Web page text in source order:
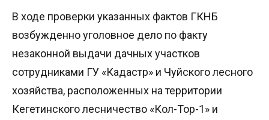
В ходе проверки указанных фактов ГКНБ
возбужденно уголовное дело по факту
незаконной выдачи дачных участков
сотрудниками ГУ «Кадастр» и Чуйского лесного
хозяйства, расположенных на территории
Кегетинского лесничество «Кол-Тор-1» и